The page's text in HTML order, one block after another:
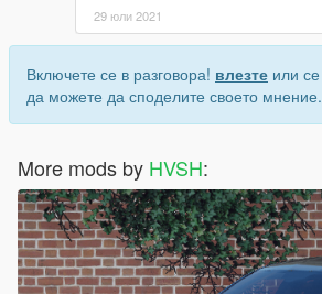
29 юли 2021
Включете се в разговора! влезте или се
да можете да споделите своето мнение.
More mods by HVSH: